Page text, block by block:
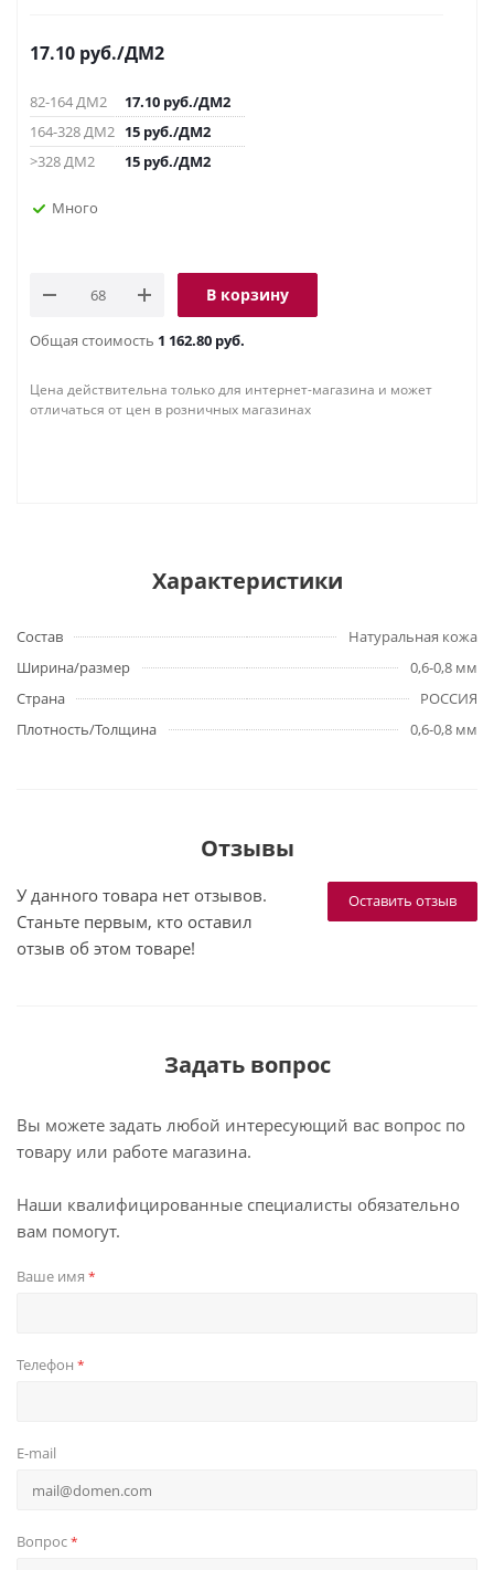
17.10 руб./ДМ2
82-164 ДМ2 17.10 руб./ДМ2
164-328 ДМ2 15 руб./ДМ2
>328 ДМ2
15 руб./ДМ2
Много
В корзину
Общая стоимость 1 162.80 руб.
Цена действительна только для интернет-магазина и может
отличаться от цен в розничных магазинах
Характеристики
Состав
Натуральная кожа
Ширина/размер
0,6-0,8 мм
Страна
РОССИЯ
Плотность/Толщина
0,6-0,8 мм
Отзывы
Оставить отзыв
У данного товара нет отзывов.
Станьте первым, кто оставил
отзыв об этом товаре!
Задать вопрос
Вы можете задать любой интересующий вас вопрос по
товару или работе магазина.
Наши квалифицированные специалисты обязательно
вам помогут.
Ваше имя *
Телефон *
E-mail
Вопрос*